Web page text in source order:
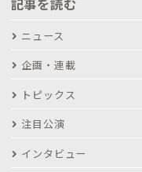
記事を読む
ニュース
企画・連載
トピックス
注目公演
インタビュー